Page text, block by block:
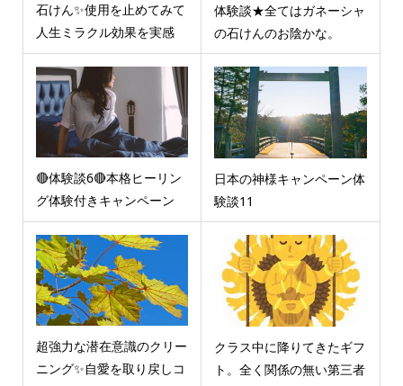
石けん✨使用を止めてみて
人生ミラクル効果を実感
体験談★全てはガネーシャ
の石けんのお陰かな。
🔴体験談6🔴本格ヒーリン
グ体験付きキャンペーン
日本の神様キャンペーン体
験談11
超強力な潜在意識のクリー
ニング✨自愛を取り戻しコ
クラス中に降りてきたギフ
ト。全く関係の無い第三者